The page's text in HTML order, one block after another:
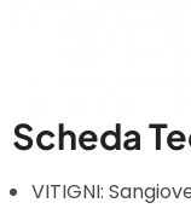
Scheda
VITIGNI: